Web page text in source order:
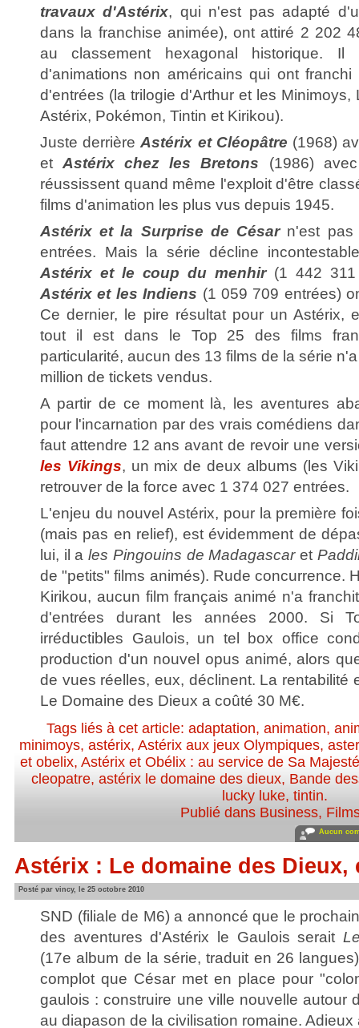
travaux d'Astérix, qui n'est pas adapté
dans la franchise animée), ont attiré 2 202
au classement hexagonal historique.
d'animations non américains qui ont
d'entrées (la trilogie d'Arthur et les
Astérix, Pokémon, Tintin et Kirikou).
Juste derrièreAstérix et Cléopâtre (1968)
etAstérix chez les Bretons (1986)
réussissent quand même l'exploit d'être
films d'animation les plus vus depuis 1945.
Astérix et la Surprise de Césarn'est pas
entrées. Mais la série décline
Astérix et le coup du menhir(1 442 311
Astérix et les Indiens (1 059 709 entrées)
Ce dernier, le pire résultat pour un Astérix,
tout il est dans le Top 25 des films
particularité, aucun des 13 films de la série
million de tickets vendus.
A partir de ce moment là, les aventures
pour l'incarnation par des vrais comédiens
faut attendre 12 ans avant de revoir une
les Vikings, un mix de deux albums (les
retrouver de la force avec 1 374 027 entrées.
L'enjeu du nouvel Astérix, pour la première
(mais pas en relief), est évidemment de
lui, il ales Pingouins de Madagascaret
de "petits" films animés). Rude concurrence.
Kirikou, aucun film français animé n'a
d'entrées durant les années 2000. Si
irréductibles Gaulois, un tel box office
production d'un nouvel opus animé, alors
de vues réelles, eux, déclinent. La rentabilité
Le Domaine des Dieux a coûté 30 M€.
Tags liés à cet article: adaptation, animation,
minimoys,astérix,Astérix aux jeux Olympiques,
et obelix,Astérix et Obélix : au service de Sa
cleopatre,astérix le domaine des dieux, Bande
lucky luke, tintin.
Publié dans Business,
Aucun
Astérix : Le domaine des Dieux,
Posté par vincy, le 25 octobre 2010
SND (filiale de M6) a annoncé que le
des aventures d'Astérix le Gaulois serait
(17e album de la série, traduit en 26
complot que César met en place pour
gaulois : construire une ville nouvelle autour
au diapason de la civilisation romaine.